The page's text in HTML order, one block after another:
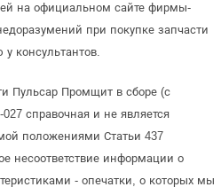
на официальном сайте фирмы-
при покупке запчасти
консультантов.
Пульсар Промщит в сборе (с
справочная и не является
положениями Статьи 437
несоответствие информации о
- опечатки, о которых мы